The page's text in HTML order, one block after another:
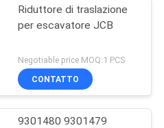
Riduttore di traslazione
per escavatore JCB
Negotiable price MOQ:1 PCS
CONTATTO
9301480 9301479